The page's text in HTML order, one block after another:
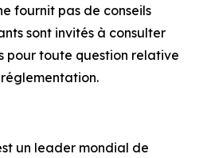
fournit pas de conseils
sont invités à consulter
pour toute question relative
un leader mondial de